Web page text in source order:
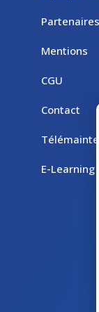
Partenaires
Mentions
CGU
Contact
E-Learning